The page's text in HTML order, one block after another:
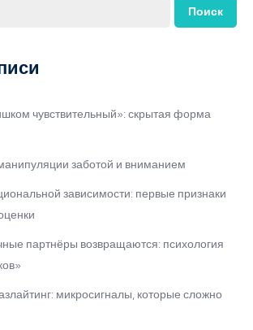
Поиск
чувствительный»: скрытая форма
заботой и вниманием
зависимости: первые признаки
партнёры возвращаются: психология
микросигналы, которые сложно